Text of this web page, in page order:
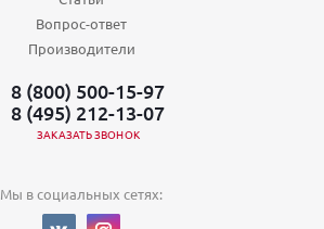
Вопрос-ответ
Производители
8 (800) 500-15-97
8 (495) 212-13-07
ЗАКАЗАТЬ ЗВОНОК
Мы в социальных сетях: